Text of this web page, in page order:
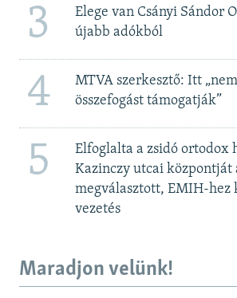
3
Elege van Csányi Sándor
újabb adókból
4
MTVA szerkesztő: Itt
összefogást támogatják”
5
Elfoglalta a zsidó ortodox
Kazinczy utcai
megválasztott, EMIH-hez
vezetés
Maradjon velünk!